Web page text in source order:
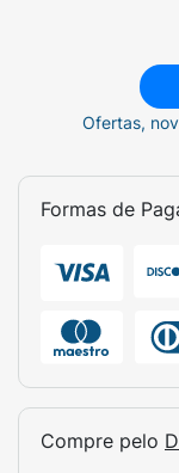
Ofertas,
Formas de
Compre pelo